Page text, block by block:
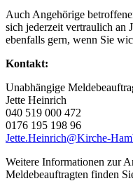
Auch Angehörige
sich jederzeit vertraulich an
ebenfalls gern, wenn Sie
Kontakt:
Unabhängige
Jette Heinrich
040 519 000 472
0176 195 198 96
Jette.Heinrich@Kirche-
Weitere Informationen zur
Meldebeauftragten finden